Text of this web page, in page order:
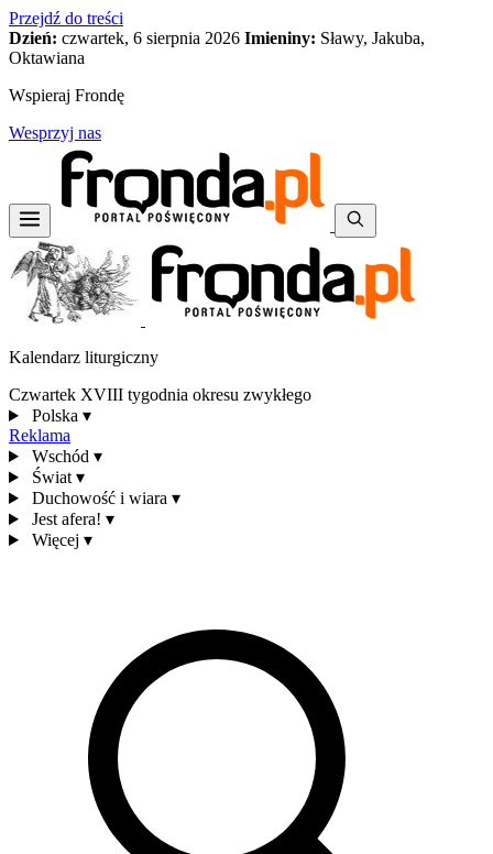
Przejdź do treści
Dzień: czwartek, 6 sierpnia 2026 Imieniny: Sławy, Jakuba,
Oktawiana
Wspieraj Frondę
Wesprzyj nas
Kalendarz liturgiczny
Czwartek XVIII tygodnia okresu zwykłego
Polska ▾
Reklama
Wschód ▾
Świat ▾
Duchowość i wiara ▾
Jest afera! ▾
Więcej ▾